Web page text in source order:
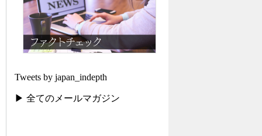
Tweets by japan_indepth
▶ 全てのメールマガジン